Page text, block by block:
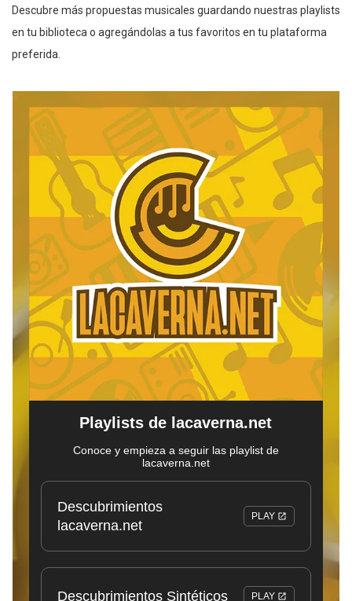
Descubre más propuestas musicales guardando nuestras playlists
en tu biblioteca o agregándolas a tus favoritos en tu plataforma
preferida.